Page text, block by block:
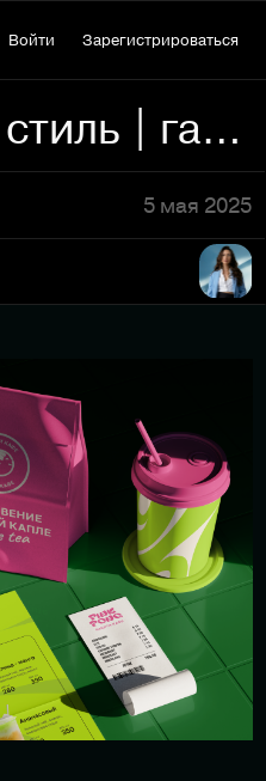
Войти Зарегистрироваться
Фирменный стиль | гайдлайн бабл ти кафе
5 мая 2025